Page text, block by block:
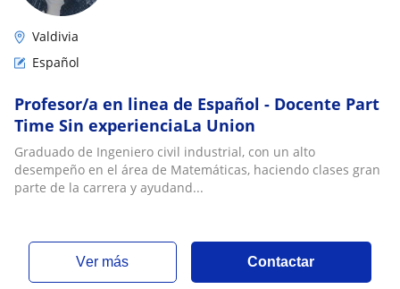
Valdivia
Español
Profesor/a en linea de Español - Docente Part
Time Sin experienciaLa Union
Graduado de Ingeniero civil industrial, con un alto
desempeño en el área de Matemáticas, haciendo clases gran
parte de la carrera y ayudand...
ver más Contactar